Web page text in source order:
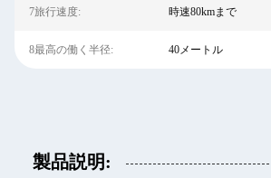
7旅行速度: 時速80kmまで
8最高の働く半径: 40メートル
製品説明: